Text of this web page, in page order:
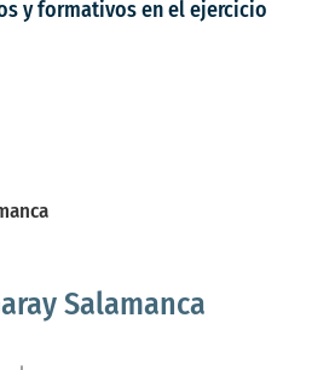
y formativos en el ejercicio
Salamanca